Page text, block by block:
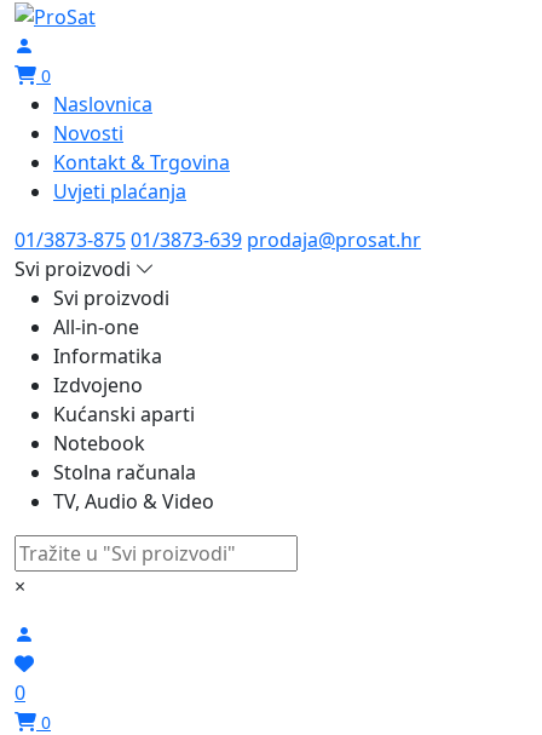
0
Naslovnica
Novosti
Kontakt & Trgovina
Uvjeti plaćanja
01/3873-87501/3873-639 prodaja@prosat.hr
Svi proizvodi
Svi proizvodi
All-in-one
Informatika
Izdvojeno
Kućanski aparti
Notebook
Stolna računala
TV, Audio & Video
×
0
0